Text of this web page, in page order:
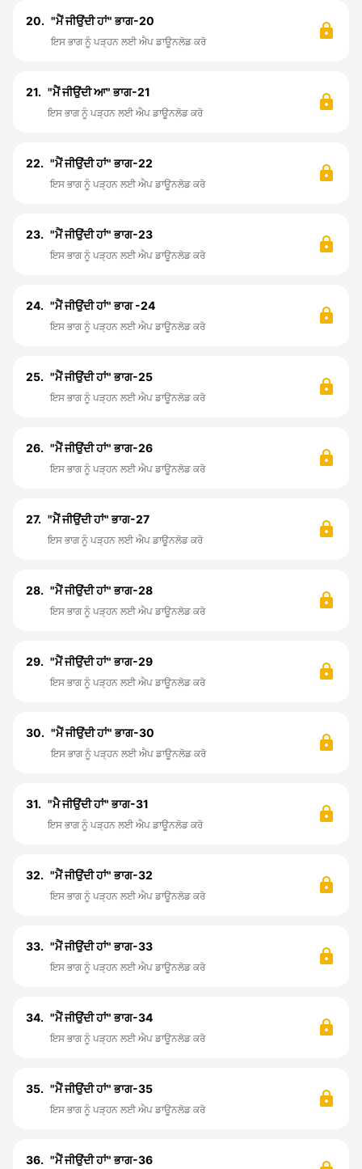
20. "ਮੈਂ ਜੀਉਂਦੀ ਹਾਂ" ਭਾਗ-20
ਇਸ ਭਾਗ ਨੂੰ ਪੜ੍ਹਨ ਲਈ ਐਪ ਡਾਊਨਲੋਡ ਕਰੋ
21. "ਮੈਂ ਜੀਉਂਦੀ ਆ" ਭਾਗ-21
ਇਸ ਭਾਗ ਨੂੰ ਪੜ੍ਹਨ ਲਈ ਐਪ ਡਾਊਨਲੋਡ ਕਰੋ
22. "ਮੈਂ ਜੀਉਂਦੀ ਹਾਂ" ਭਾਗ-22
ਇਸ ਭਾਗ ਨੂੰ ਪੜ੍ਹਨ ਲਈ ਐਪ ਡਾਊਨਲੋਡ ਕਰੋ
23. "ਮੈਂ ਜੀਉਂਦੀ ਹਾਂ" ਭਾਗ-23
ਇਸ ਭਾਗ ਨੂੰ ਪੜ੍ਹਨ ਲਈ ਐਪ ਡਾਊਨਲੋਡ ਕਰੋ
24. "ਮੈਂ ਜੀਉਂਦੀ ਹਾਂ" ਭਾਗ -24
ਇਸ ਭਾਗ ਨੂੰ ਪੜ੍ਹਨ ਲਈ ਐਪ ਡਾਊਨਲੋਡ ਕਰੋ
25. "ਮੈਂ ਜੀਉਂਦੀ ਹਾਂ" ਭਾਗ-25
ਇਸ ਭਾਗ ਨੂੰ ਪੜ੍ਹਨ ਲਈ ਐਪ ਡਾਊਨਲੋਡ ਕਰੋ
26. "ਮੈਂ ਜੀਉਂਦੀ ਹਾਂ" ਭਾਗ-26
ਇਸ ਭਾਗ ਨੂੰ ਪੜ੍ਹਨ ਲਈ ਐਪ ਡਾਊਨਲੋਡ ਕਰੋ
27. "ਮੈਂ ਜੀਉਂਦੀ ਹਾਂ" ਭਾਗ-27
ਇਸ ਭਾਗ ਨੂੰ ਪੜ੍ਹਨ ਲਈ ਐਪ ਡਾਊਨਲੋਡ ਕਰੋ
28. "ਮੈਂ ਜੀਉਂਦੀ ਹਾਂ" ਭਾਗ-28
ਇਸ ਭਾਗ ਨੂੰ ਪੜ੍ਹਨ ਲਈ ਐਪ ਡਾਊਨਲੋਡ ਕਰੋ
29. "ਮੈਂ ਜੀਉਂਦੀ ਹਾਂ" ਭਾਗ-29
ਇਸ ਭਾਗ ਨੂੰ ਪੜ੍ਹਨ ਲਈ ਐਪ ਡਾਊਨਲੋਡ ਕਰੋ
30. "ਮੈਂ ਜੀਉਂਦੀ ਹਾਂ" ਭਾਗ-30
ਇਸ ਭਾਗ ਨੂੰ ਪੜ੍ਹਨ ਲਈ ਐਪ ਡਾਊਨਲੋਡ ਕਰੋ
31. "ਮੈ ਜੀਉਂਦੀ ਹਾਂ" ਭਾਗ-31
ਇਸ ਭਾਗ ਨੂੰ ਪੜ੍ਹਨ ਲਈ ਐਪ ਡਾਊਨਲੋਡ ਕਰੋ
32. "ਮੈਂ ਜੀਉਂਦੀ ਹਾਂ" ਭਾਗ-32
ਇਸ ਭਾਗ ਨੂੰ ਪੜ੍ਹਨ ਲਈ ਐਪ ਡਾਊਨਲੋਡ ਕਰੋ
33. "ਮੈਂ ਜੀਉਂਦੀ ਹਾਂ" ਭਾਗ-33
ਇਸ ਭਾਗ ਨੂੰ ਪੜ੍ਹਨ ਲਈ ਐਪ ਡਾਊਨਲੋਡ ਕਰੋ
34. "ਮੈਂ ਜੀਉਂਦੀ ਹਾਂ" ਭਾਗ-34
ਇਸ ਭਾਗ ਨੂੰ ਪੜ੍ਹਨ ਲਈ ਐਪ ਡਾਊਨਲੋਡ ਕਰੋ
35. "ਮੈਂ ਜੀਉਂਦੀ ਹਾਂ" ਭਾਗ-35
ਇਸ ਭਾਗ ਨੂੰ ਪੜ੍ਹਨ ਲਈ ਐਪ ਡਾਊਨਲੋਡ ਕਰੋ
36. "ਮੈਂ ਜੀਉਂਦੀ ਹਾਂ" ਭਾਗ-36